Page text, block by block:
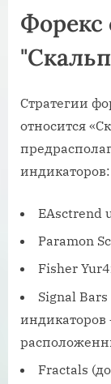
Форекс
Стратегии
относится
индикаторов:
EAsctrend
Paramon
Fisher
Signal
Fractals